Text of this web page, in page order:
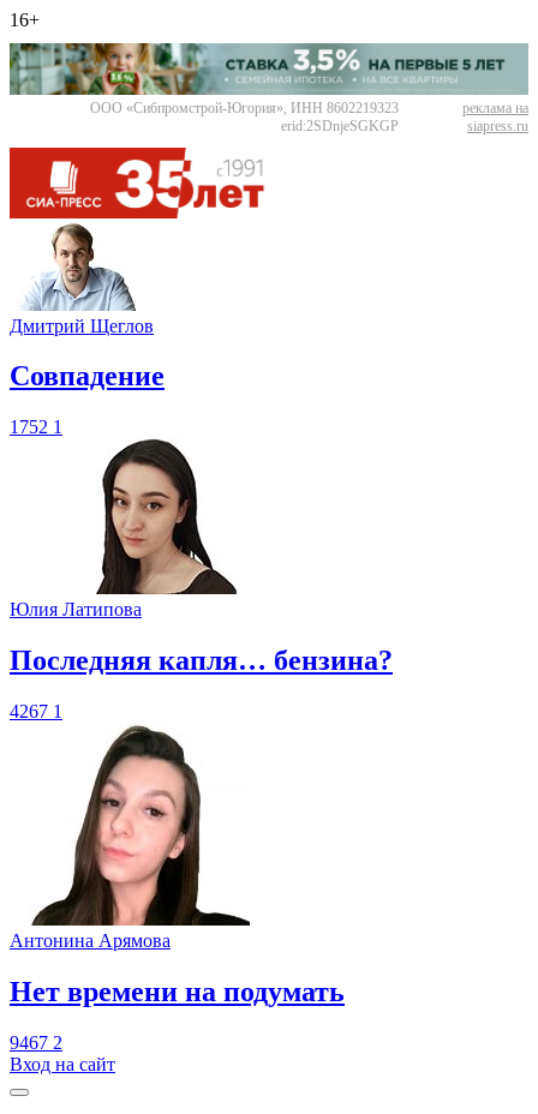
16+
ООО «Сибпромстрой-Югория», ИНН 8602219323
erid:2SDnjeSGKGP
реклама на
siapress.ru
Дмитрий Щеглов
​Совпадение
1752 1
Юлия Латипова
​Последняя капля… бензина?
4267 1
Антонина Арямова
​Нет времени на подумать
9467 2
Вход на сайт